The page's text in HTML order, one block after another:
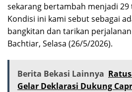
sekarang bertambah menjadi
Kondisi ini kami sebut sebagai
bangkitan dan tarikan
Bachtiar, Selasa (26/5/2026).
Berita Bekasi Lainnya
Gelar Deklarasi Dukung